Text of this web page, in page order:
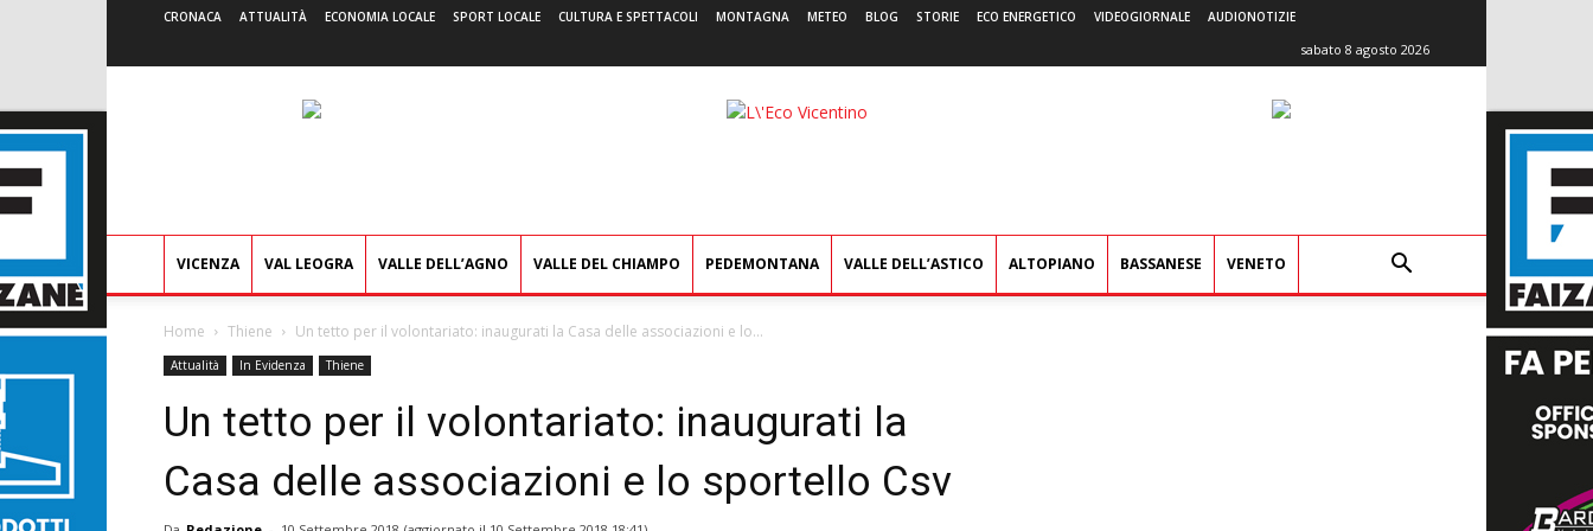
CRONACA ATTUALITÀ ECONOMIA LOCALE SPORT LOCALE CULTURA E SPETTACOLI MONTAGNA METEO BLOG STORIE ECO ENERGETICO VIDEOGIORNALE AUDIONOTIZIE
sabato 8 agosto 2026
L'Eco
VICENZA VAL LEOGRA VALLE DELL’AGNO VALLE DEL CHIAMPO PEDEMONTANA VALLE DELL’ASTICO ALTOPIANO BASSANESE VENETO
Home Thiene Un tetto per il volontariato: inaugurati la Casa delle associazioni e lo...
Attualità In Evidenza Thiene
Un tetto per il volontariato: inaugurati la
Casa delle associazioni e lo sportello Csv